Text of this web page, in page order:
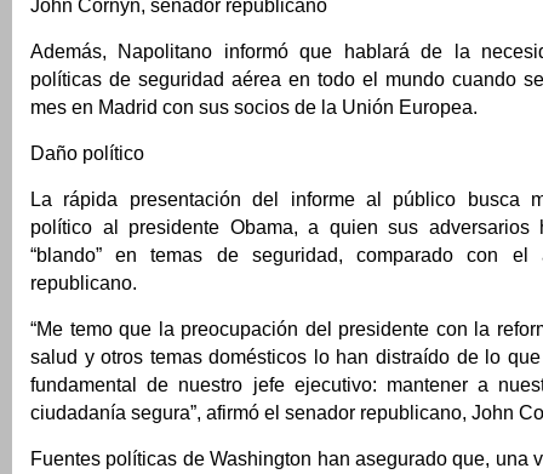
John Cornyn, senador republicano
Además, Napolitano informó que hablará de la
políticas de seguridad aérea en todo el mundo cuando
mes en Madrid con sus socios de la Unión Europea.
Daño político
La rápida presentación del informe al público busca
político al presidente Obama, a quien sus adversarios
“blando” en temas de seguridad, comparado con el
republicano.
“Me temo que la preocupación del presidente con la
salud y otros temas domésticos lo han distraído de lo
fundamental de nuestro jefe ejecutivo: mantener a
ciudadanía segura”, afirmó el senador republicano, John
Fuentes políticas de Washington han asegurado que, una